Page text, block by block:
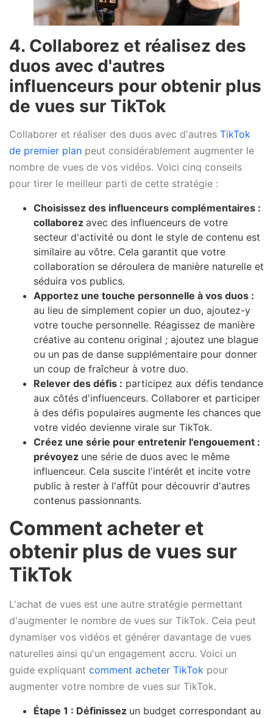
4. Collaborez et réalisez des
duos avec d'autres
influenceurs pour obtenir plus
de vues sur TikTok
Collaborer et réaliser des duos avec d'autres TikTok
de premier plan peut considérablement augmenter le
nombre de vues de vos vidéos. Voici cinq conseils
pour tirer le meilleur parti de cette stratégie :
Choisissez des influenceurs complémentaires :
collaborez avec des influenceurs de votre
secteur d'activité ou dont le style de contenu est
similaire au vôtre. Cela garantit que votre
collaboration se déroulera de manière naturelle et
séduira vos publics.
Apportez une touche personnelle à vos duos :
au lieu de simplement copier un duo, ajoutez-y
votre touche personnelle. Réagissez de manière
créative au contenu original ; ajoutez une blague
ou un pas de danse supplémentaire pour donner
un coup de fraîcheur à votre duo.
Relever des défis : participez aux défis tendance
aux côtés d'influenceurs. Collaborer et participer
à des défis populaires augmente les chances que
votre vidéo devienne virale sur TikTok.
Créez une série pour entretenir l'engouement :
prévoyez une série de duos avec le même
influenceur. Cela suscite l'intérêt et incite votre
public à rester à l'affût pour découvrir d'autres
contenus passionnants.
Comment acheter et
obtenir plus de vues sur
TikTok
L'achat de vues est une autre stratégie permettant
d'augmenter le nombre de vues sur TikTok. Cela peut
dynamiser vos vidéos et générer davantage de vues
naturelles ainsi qu'un engagement accru. Voici un
guide expliquant comment acheter TikTok pour
augmenter votre nombre de vues sur TikTok.
Étape 1 : Définissez un budget correspondant au